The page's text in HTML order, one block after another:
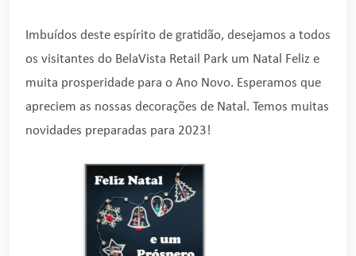
Imbuídos deste espírito de gratidão, desejamos a todos
os visitantes do BelaVista Retail Park um Natal Feliz e
muita prosperidade para o Ano Novo. Esperamos que
apreciem as nossas decorações de Natal. Temos muitas
novidades preparadas para 2023!